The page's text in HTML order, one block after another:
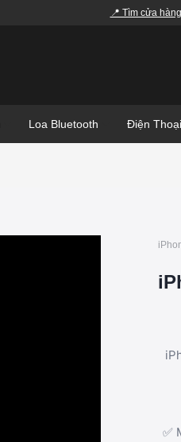
📍 Tìm cửa
Loa Bluetooth Điện
✅